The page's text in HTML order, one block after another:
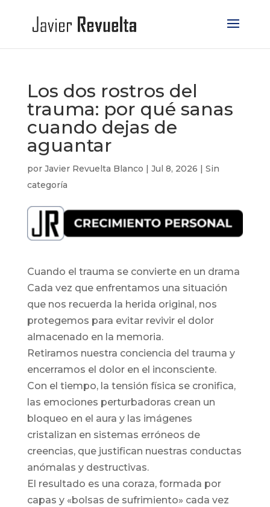
Los dos rostros del
trauma: por qué sanas
cuando dejas de
aguantar
por Javier Revuelta Blanco | Jul 8, 2026 | Sin
categoría
Cuando el trauma se convierte en un drama
Cada vez que enfrentamos una situación
que nos recuerda la herida original, nos
protegemos para evitar revivir el dolor
almacenado en la memoria.
Retiramos nuestra conciencia del trauma y
encerramos el dolor en el inconsciente.
Con el tiempo, la tensión física se cronifica,
las emociones perturbadoras crean un
bloqueo en el aura y las imágenes
cristalizan en sistemas erróneos de
creencias, que justifican nuestras conductas
anómalas y destructivas.
El resultado es una coraza, formada por
capas y «bolsas de sufrimiento» cada vez